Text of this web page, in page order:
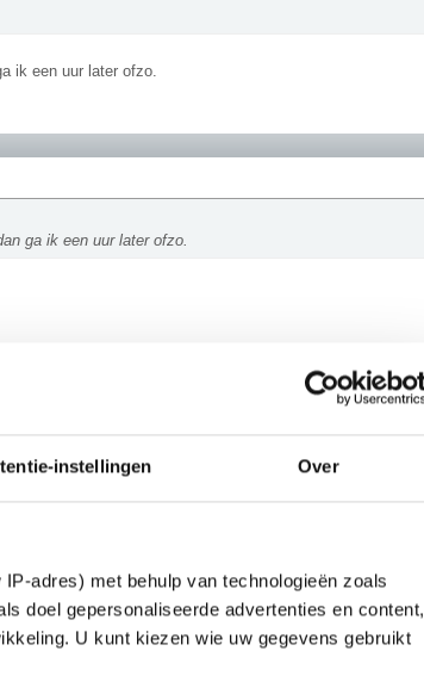
instellingen Over
adres) met behulp van technologieën zoals
doel gepersonaliseerde advertenties en content,
U kunt kiezen wie uw gegevens gebruikt
ik een uur later ofzo.
ga ik een uur later ofzo.
de leukste serie ever, en Julius is de leukste ever.